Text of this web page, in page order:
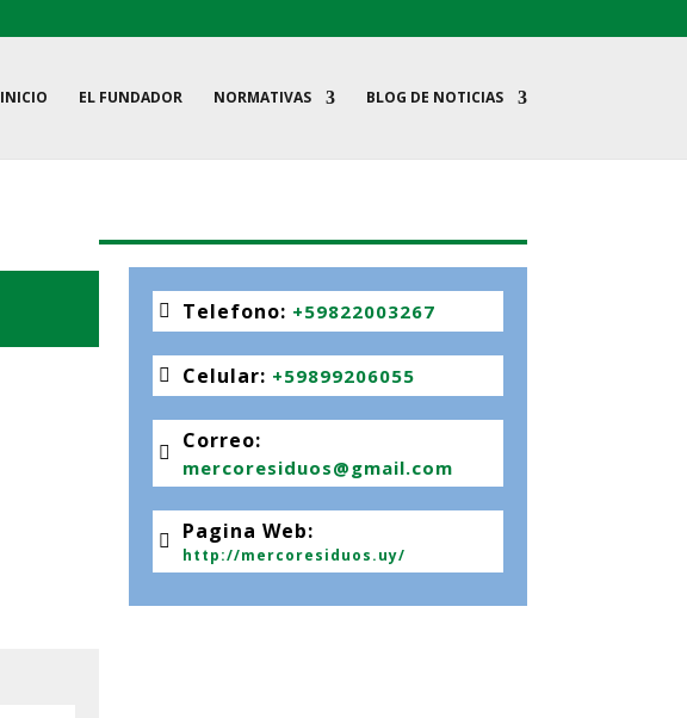
INICIO EL FUNDADOR NORMATIVAS BLOG DE NOTICIAS
Telefono: +59822003267
Celular: +59899206055
Correo:
mercoresiduos@gmail.com
Pagina Web:
http://mercoresiduos.uy/